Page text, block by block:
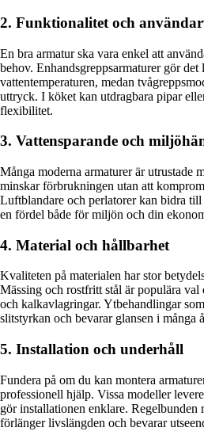
2. Funktionalitet och
En bra armatur ska vara enkel att
behov. Enhandsgreppsarmaturer gör det
vattentemperaturen, medan
uttryck. I köket kan utdragbara pipar
flexibilitet.
3. Vattensparande och
Många moderna armaturer är utrustade
minskar förbrukningen utan att
Luftblandare och perlatorer kan bidra till
en fördel både för miljön och din
4. Material och hållbarhet
Kvaliteten på materialen har stor
Mässing och rostfritt stål är populära val
och kalkavlagringar. Ytbehandlingar
slitstyrkan och bevarar glansen i många
5. Installation och underhåll
Fundera på om du kan montera
professionell hjälp. Vissa modeller
gör installationen enklare. Regelbunden
förlänger livslängden och bevarar